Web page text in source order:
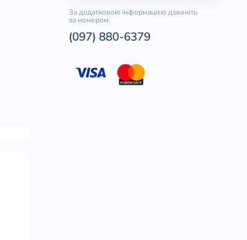
За додатковою інформацією дзвоніть
за номером:
(097) 880-6379